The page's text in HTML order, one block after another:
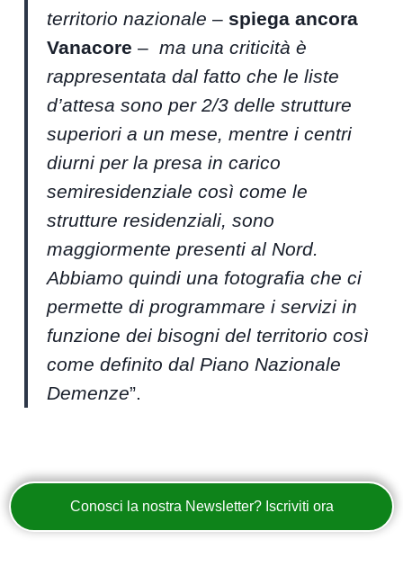
territorio nazionale – spiega ancora
Vanacore –ma una criticità è
rappresentata dal fatto che le liste
d’attesa sono per 2/3 delle strutture
superiori a un mese, mentre i centri
diurni per la presa in carico
semiresidenziale così come le
strutture residenziali, sono
maggiormente presenti al Nord.
Abbiamo quindi una fotografia che ci
permette di programmare i servizi in
funzione dei bisogni del territorio così
come definito dal Piano Nazionale
Demenze”.
Conosci la nostra Newsletter? Iscriviti ora